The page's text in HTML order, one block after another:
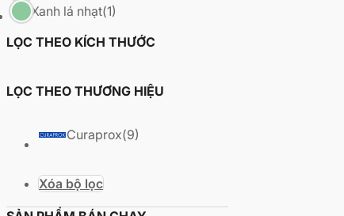
Xanh lá nhạt(1)
LỌC THEO KÍCH THƯỚC
LỌC THEO THƯƠNG HIỆU
Curaprox(9)
Xóa bộ lọc